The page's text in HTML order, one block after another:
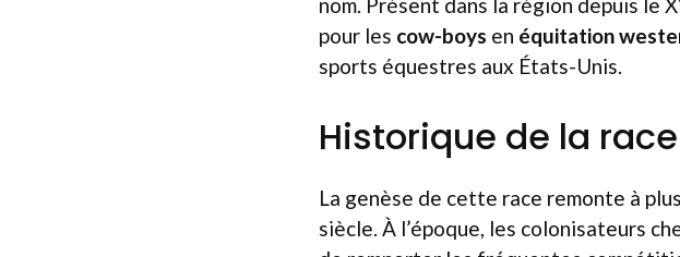
pour les cow-boys en équitation
sports équestres aux États-Unis.
Historique de la
La genèse de cette race remonte à
siècle. À l’époque, les colonisateurs